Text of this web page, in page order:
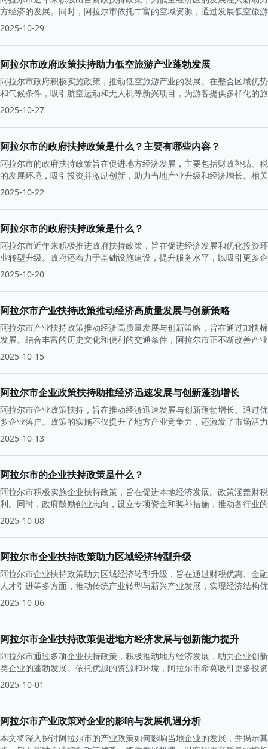
方经济的发展。同时，阿拉尔市依托丰富的空域资源，通过发展低空旅
和游客带来了更多的出行选择与体验机会。
2025-10-29
阿拉尔市政府政策扶持助力低空旅游产业蓬勃发展
阿拉尔市政府积极实施政策，推动低空旅游产业的发展。在整合区域优
和气候条件，吸引航空运动和无人机等新兴项目，为游客提供多样化的
2025-10-27
阿拉尔市的政府扶持政策是什么？主要有哪些内容？
阿拉尔市的政府扶持政策旨在促进地方经济发展，主要包括财政补贴、
的发展环境，吸引投资并激励创新，助力当地产业升级和经济增长。相
2025-10-22
阿拉尔市的政府扶持政策是什么？
阿拉尔市近年来积极推进政府扶持政策，旨在促进经济发展和优化投资
业转型升级。政府还着力于基础设施建设，提升服务水平，以吸引更多
2025-10-20
阿拉尔市产业扶持政策推动经济高质量发展与创新策略
阿拉尔市产业扶持政策推动经济高质量发展与创新策略，旨在通过加快
发展。结合丰富的历史文化和便利的交通条件，阿拉尔市正不断改善产
2025-10-15
阿拉尔市企业政策扶持助推经济迅速发展与创新蓬勃增长
阿拉尔市企业政策扶持，旨在推动经济迅速发展与创新蓬勃增长。通过
多企业落户。政策的实施不仅提升了地方产业竞争力，还激发了市场活
2025-10-13
阿拉尔市的企业扶持政策是什么？
阿拉尔市积极实施企业扶持政策，旨在促进本地经济发展。政策涵盖财
利。同时，政府鼓励创业志向，设立专项资金和奖补措施，推动各行业
败之地。
2025-10-08
阿拉尔市企业扶持政策助力区域经济转型升级
阿拉尔市企业扶持政策助力区域经济转型升级，旨在通过财税优惠、金
人才引进等多方面，推动传统产业转型与新兴产业发展，实现经济结构
2025-10-06
阿拉尔市企业扶持政策促进地方经济发展与创新能力提升
阿拉尔市通过多项企业扶持政策，积极推动地方经济发展，助力企业创
类企业的蓬勃发展。依托优越的资源和环境，阿拉尔市希冀吸引更多投
2025-10-01
阿拉尔市产业政策对企业的影响与发展机遇分析
本文将深入探讨阿拉尔市的产业政策如何影响当地企业的发展，并揭示